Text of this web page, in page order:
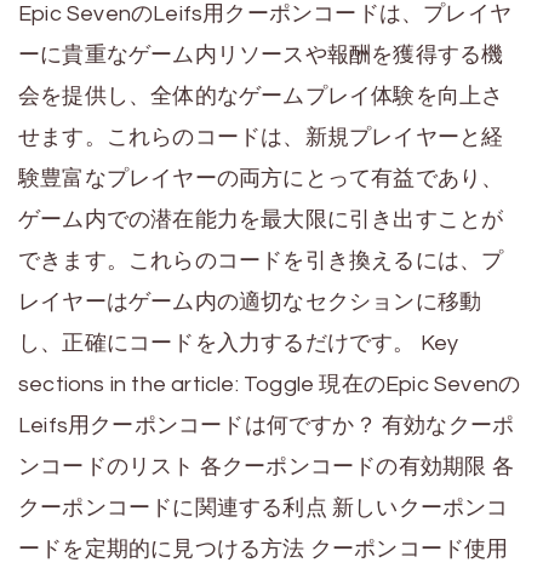
Epic SevenのLeifs用クーポンコードは、プレイヤ
ーに貴重なゲーム内リソースや報酬を獲得する機
会を提供し、全体的なゲームプレイ体験を向上さ
せます。これらのコードは、新規プレイヤーと経
験豊富なプレイヤーの両方にとって有益であり、
ゲーム内での潜在能力を最大限に引き出すことが
できます。これらのコードを引き換えるには、プ
レイヤーはゲーム内の適切なセクションに移動
し、正確にコードを入力するだけです。 Key
sections in the article: Toggle 現在のEpic Sevenの
Leifs用クーポンコードは何ですか？ 有効なクーポ
ンコードのリスト 各クーポンコードの有効期限 各
クーポンコードに関連する利点 新しいクーポンコ
ードを定期的に見つける方法 クーポンコード使用